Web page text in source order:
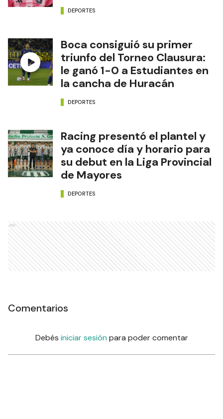
DEPORTES
Boca consiguió su primer
triunfo del Torneo Clausura:
le ganó 1-0 a Estudiantes en
la cancha de Huracán
DEPORTES
Racing presentó el plantel y
ya conoce día y horario para
su debut en la Liga Provincial
de Mayores
DEPORTES
Ads
Comentarios
Debés iniciar sesión para poder comentar